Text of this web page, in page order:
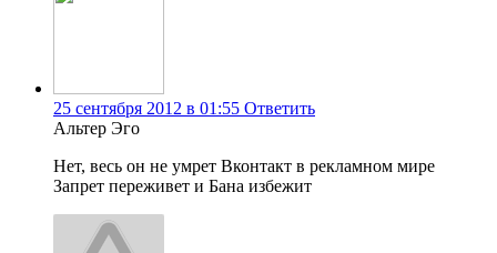
25 сентября 2012 в 01:55 Ответить
Альтер Эго
Нет, весь он не умрет Вконтакт в рекламном мире
Запрет переживет и Бана избежит